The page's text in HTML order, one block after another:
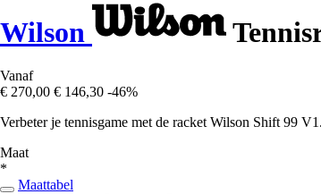
Wilson
Vanaf
€ 270,00 € 146,30 -46%
Verbeter je tennisgame met de racket Wilson Shift 99
Maat
*
Maattabel